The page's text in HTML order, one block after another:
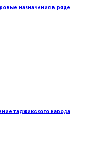
назначения в ряде
таджикского народа